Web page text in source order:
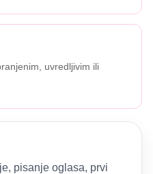
uvredljivim ili
pisanje oglasa, prvi